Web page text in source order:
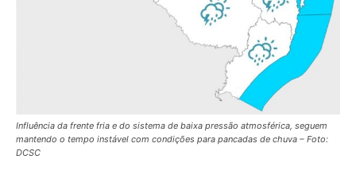
Influência da frente fria e do sistema de baixa pressão atmosférica, seguem
mantendo o tempo instável com condições para pancadas de chuva – Foto:
DCSC